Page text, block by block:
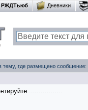
РЖДТьюб Дневники
тему, где размещено сообщение: